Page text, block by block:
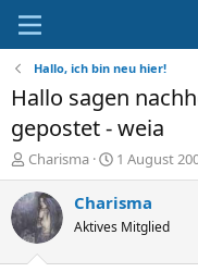
Hallo, ich bin neu hier!
Hallo sagen
gepostet - weia
E
r
s
t
e
Charisma
E
r
s
e
1 August
Charisma
Aktives Mitglied